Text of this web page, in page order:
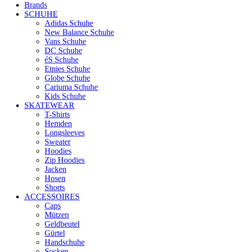
Brands
SCHUHE
Adidas Schuhe
New Balance Schuhe
Vans Schuhe
DC Schuhe
éS Schuhe
Etnies Schuhe
Globe Schuhe
Cariuma Schuhe
Kids Schuhe
SKATEWEAR
T-Shirts
Hemden
Longsleeves
Sweater
Hoodies
Zip Hoodies
Jacken
Hosen
Shorts
ACCESSOIRES
Caps
Mützen
Geldbeutel
Gürtel
Handschuhe